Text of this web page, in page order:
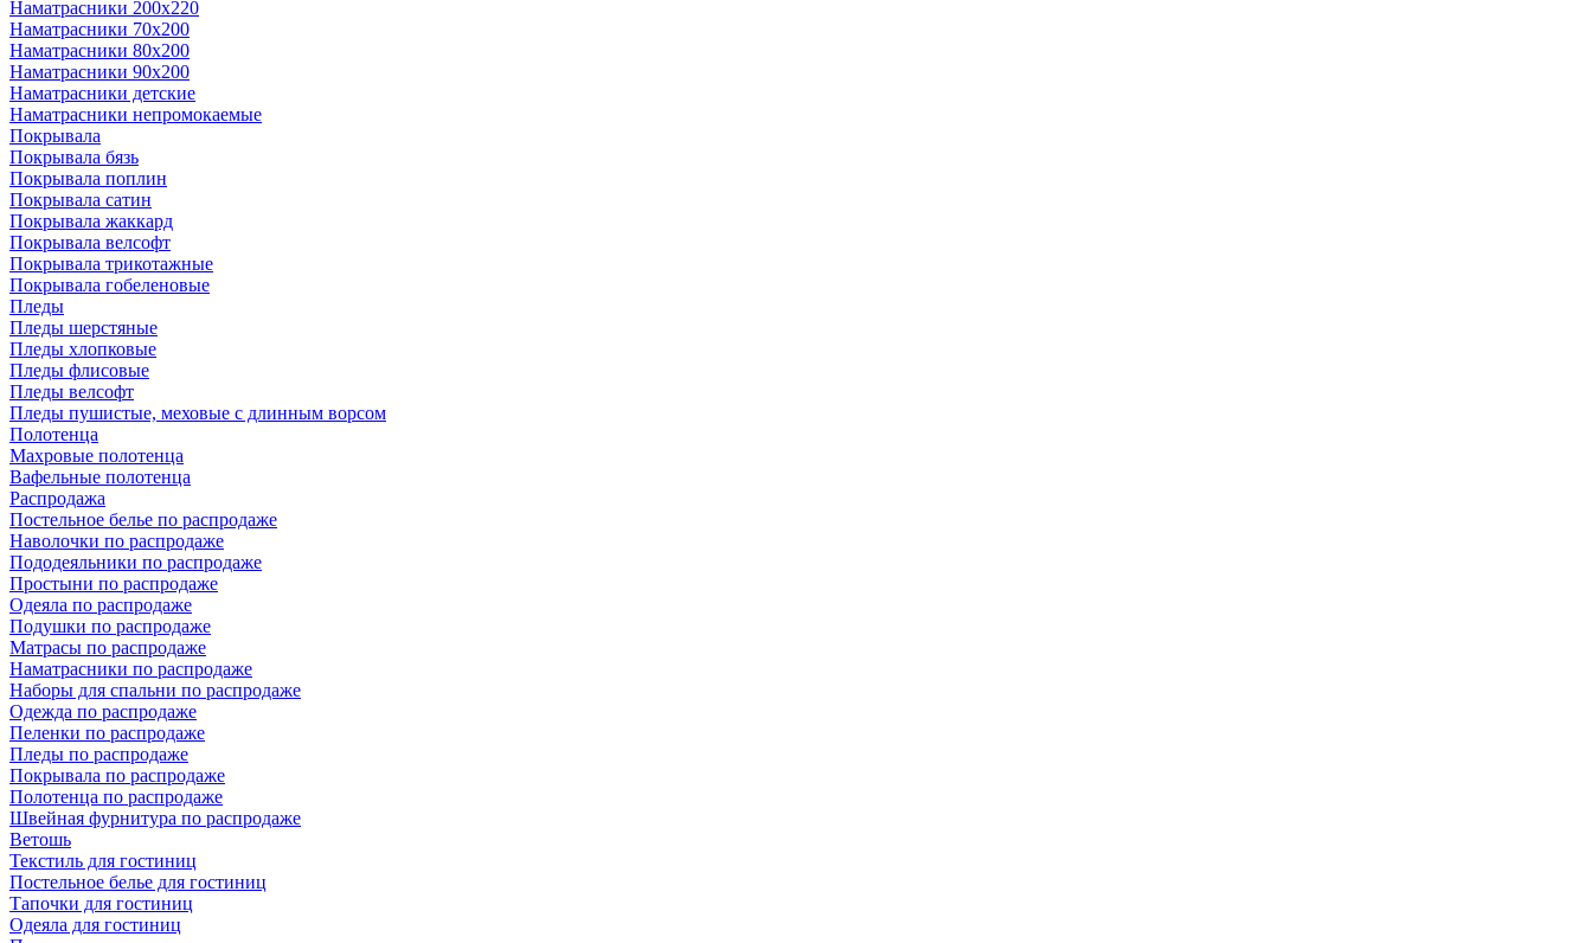
Наматрасники 200х220
Наматрасники 70х200
Наматрасники 80х200
Наматрасники 90х200
Наматрасники детские
Наматрасники непромокаемые
Покрывала
Покрывала бязь
Покрывала поплин
Покрывала сатин
Покрывала жаккард
Покрывала велсофт
Покрывала трикотажные
Покрывала гобеленовые
Пледы
Пледы шерстяные
Пледы хлопковые
Пледы флисовые
Пледы велсофт
Пледы пушистые, меховые с длинным ворсом
Полотенца
Махровые полотенца
Вафельные полотенца
Распродажа
Постельное белье по распродаже
Наволочки по распродаже
Пододеяльники по распродаже
Простыни по распродаже
Одеяла по распродаже
Подушки по распродаже
Матрасы по распродаже
Наматрасники по распродаже
Наборы для спальни по распродаже
Одежда по распродаже
Пеленки по распродаже
Пледы по распродаже
Покрывала по распродаже
Полотенца по распродаже
Швейная фурнитура по распродаже
Ветошь
Текстиль для гостиниц
Постельное белье для гостиниц
Тапочки для гостиниц
Одеяла для гостиниц